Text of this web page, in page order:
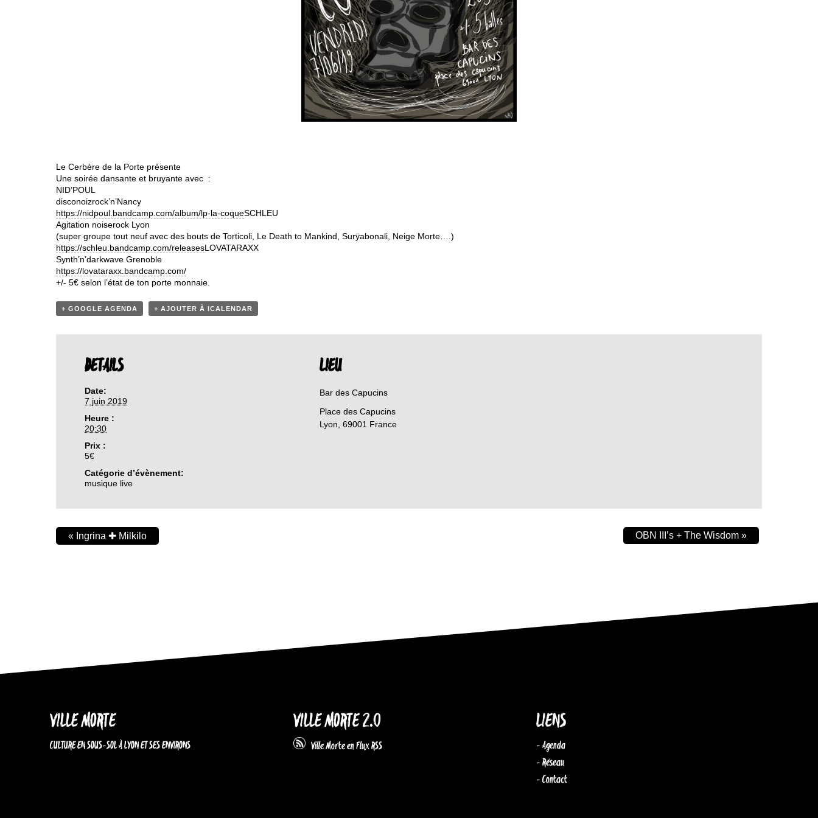
Le Cerbère de la Porte présente
Une soirée dansante et bruyante avec :
NID’POUL
disconoizrock’n’Nancy
https://nidpoul.bandcamp.com/album/lp-la-coqueSCHLEU
Agitation noiserock Lyon
(super groupe tout neuf avec des bouts de Torticoli, Le Death to Mankind, Surÿabonali, Neige Morte….)
https://schleu.bandcamp.com/releasesLOVATARAXX
Synth’n’darkwave Grenoble
https://lovataraxx.bandcamp. com/
+/- 5€ selon l’état de ton porte monnaie.
+ GOOGLE AGENDA + AJOUTER À ICALENDAR
DETAILS
Date:
7 juin 2019
Heure :
20:30
Prix :
5€
Catégorie d’évènement:
musique live
LIEU
Bar des Capucins
Place des Capucins
Lyon 69001 France
« Ingrina ✚ Milkilo OBN III’s + The Wisdom »
VILLE MORTE
CULTURE EN SOUS-SOL À LYON ET SES ENVIRONS
VILLE MORTE 2.0
Ville Morte en Flux RSS
LIENS
- Agenda
- Réseau
- Contact